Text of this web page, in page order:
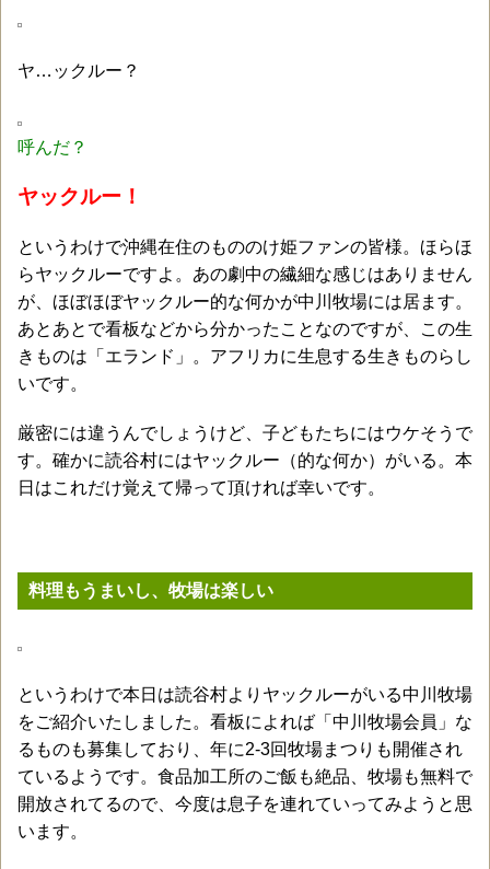
ヤ…ックルー？
呼んだ？
ヤックルー！
というわけで沖縄在住のもののけ姫ファンの皆様。ほらほ
らヤックルーですよ。あの劇中の繊細な感じはありません
が、ほぼほぼヤックルー的な何かが中川牧場には居ます。
あとあとで看板などから分かったことなのですが、この生
きものは「エランド」。アフリカに生息する生きものらし
いです。
厳密には違うんでしょうけど、子どもたちにはウケそうで
す。確かに読谷村にはヤックルー（的な何か）がいる。本
日はこれだけ覚えて帰って頂ければ幸いです。
料理もうまいし、牧場は楽しい
というわけで本日は読谷村よりヤックルーがいる中川牧場
をご紹介いたしました。看板によれば「中川牧場会員」な
るものも募集しており、年に2-3回牧場まつりも開催され
ているようです。食品加工所のご飯も絶品、牧場も無料で
開放されてるので、今度は息子を連れていってみようと思
います。